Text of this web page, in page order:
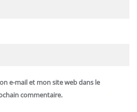
e-mail et mon site web dans le
commentaire.